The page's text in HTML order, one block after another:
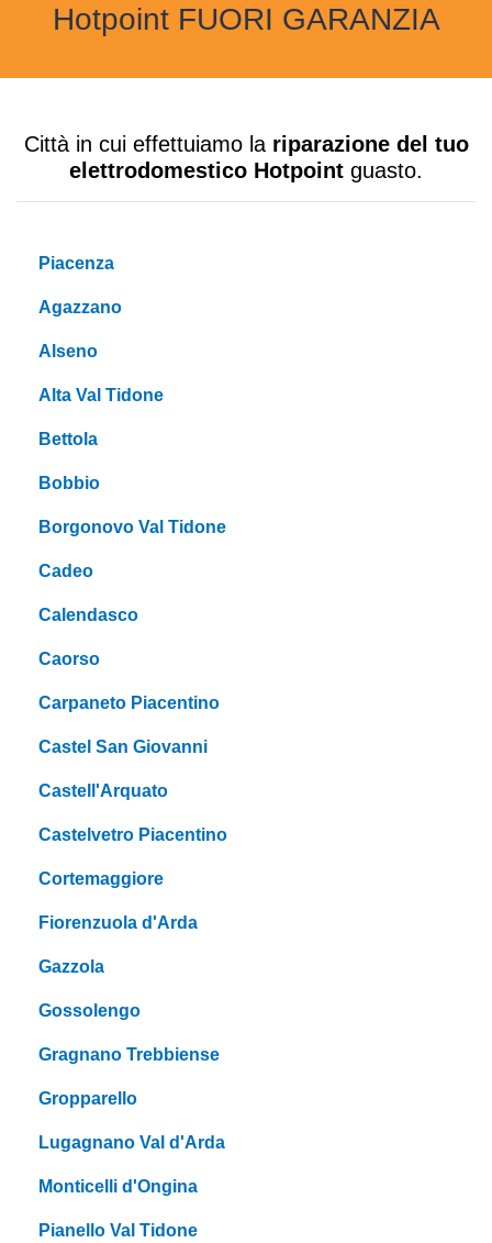
Hotpoint FUORI GARANZIA
Città in cui effettuiamo la riparazione del tuo
elettrodomestico Hotpoint guasto.
Piacenza
Agazzano
Alseno
Alta Val Tidone
Bettola
Bobbio
Borgonovo Val Tidone
Cadeo
Calendasco
Caorso
Carpaneto Piacentino
Castel San Giovanni
Castell'Arquato
Castelvetro Piacentino
Cortemaggiore
Fiorenzuola d'Arda
Gazzola
Gossolengo
Gragnano Trebbiense
Gropparello
Lugagnano Val d'Arda
Monticelli d'Ongina
Pianello Val Tidone